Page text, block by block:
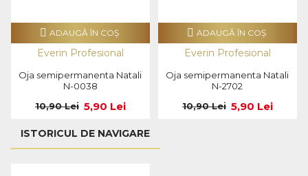
Everin Profesional
Oja semipermanenta Natali
N-0038
5,90 Lei
10,90 Lei
ADAUGĂ ÎN COŞ
Everin Profesional
Oja semipermanenta Natali
N-2702
5,90 Lei
10,90 Lei
ADAUGĂ ÎN COŞ
ISTORICUL DE NAVIGARE